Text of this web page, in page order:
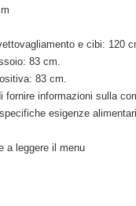
e cibi: 120
83 cm.
83 cm.
fornire informazioni sulla
esigenze
a leggere il menu